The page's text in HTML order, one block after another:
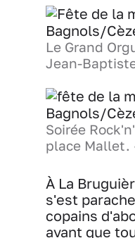
Le Grand
Jean-
Soirée
place Mallet.
À La
s'est
copains
avant que